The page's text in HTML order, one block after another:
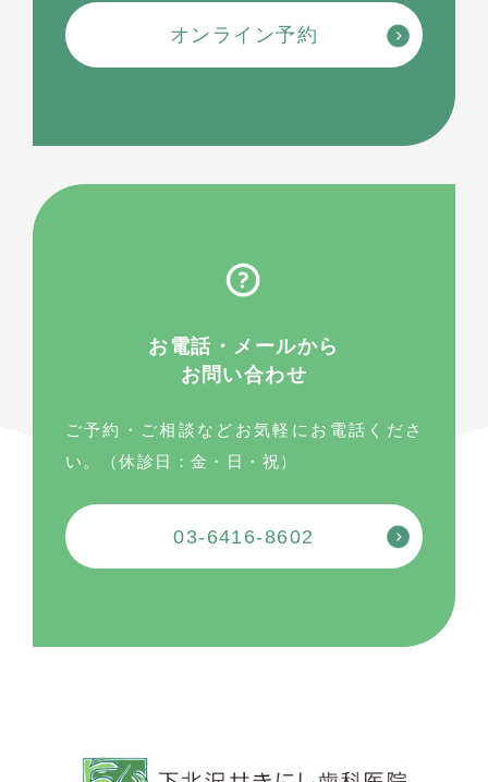
オンライン予約
お電話・メールから
お問い合わせ
ご予約・ご相談などお気軽にお電話くださ
い。（休診日：金・日・祝）
03-6416-8602